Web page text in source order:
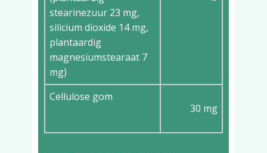
stearinezuur 23 mg,
silicium dioxide 14 mg,
plantaardig
magnesiumstearaat 7
mg)
Cellulose gom
30 mg